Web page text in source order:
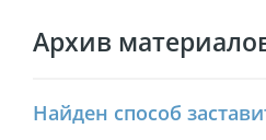
Архив
Найден способ